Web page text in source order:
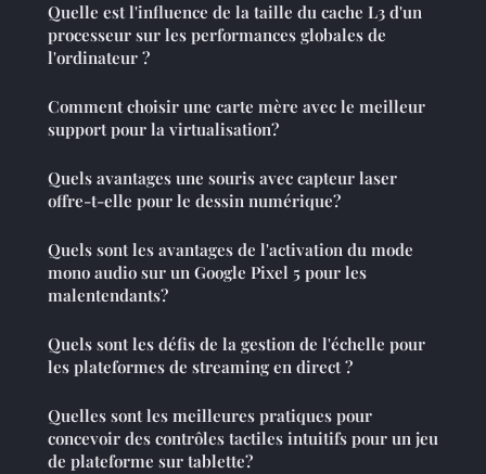
Quelle est l'influence de la taille du cache L3 d'un
processeur sur les performances globales de
l'ordinateur ?
Comment choisir une carte mère avec le meilleur
support pour la virtualisation?
Quels avantages une souris avec capteur laser
offre-t-elle pour le dessin numérique?
Quels sont les avantages de l'activation du mode
mono audio sur un Google Pixel 5 pour les
malentendants?
Quels sont les défis de la gestion de l'échelle pour
les plateformes de streaming en direct ?
Quelles sont les meilleures pratiques pour
concevoir des contrôles tactiles intuitifs pour un jeu
de plateforme sur tablette?